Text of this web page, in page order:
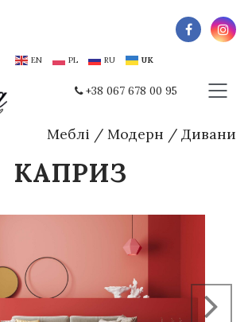
EN PL RU UK
+38 067 678 00 95
Меблі / Модерн / Дивани
КАПРИЗ